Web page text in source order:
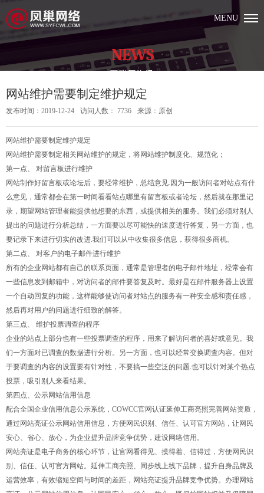
MENU
NEWS
网站维护需要制定维护规定
发布时间：2019-12-24 访问人数： 7736 来源：原创
网站维护需要制定维护规定
网站维护需要制定相关网站维护的规定，将网站维护制度化、规范化；
第一点、 对留言板进行维护
网站制作好留言板或论坛后，要经常维护，总结意见.因为一般访问者对站点有什
么意见，通常都会在第一时间看看站点哪里有留言板或者论坛，然后就在那里记
录，期望网站管理者能提供他想要的东西，或提供相关的服务。我们必须对别人
提出的问题进行分析总结，一方面要以尽可能快的速度进行答复，另一方面，也
要记录下来进行切实的改进.我们可以从中收集很多信息，获得很多商机。
第二点、 对客户的电子邮件进行维护
所有的企业网站都有自己的联系页面，通常是管理者的电子邮件地址，经常会有
一些信息发到邮箱中，对访问者的邮件要答复及时。最好是在邮件服务器上设置
一个自动回复的功能，这样能够使访问者对站点的服务有一种安全感和责任感，
然后再对用户的问题进行细致的解答。
第三点、 维护投票调查的程序
企业的站点上部分也有一些投票调查的程序，用来了解访问者的喜好或意见。我
们一方面对已调查的数据进行分析。另一方面，也可以经常变换调查内容。但对
于要调查的内容的设置要有针对性，不要搞一些空泛的问题.也可以针对某个热点
投票，吸引别人来看结果。
第四点、公示网站信用信息
配合全国企业信用信息公示系统，COWCC官网认证延伸工商亮照完善网站资质，
通过网站亮证公示网站信用信息，方便网民识别、信任、认可官方网站，让网民
安心、省心、放心，为企业提升品牌竞争优势，建设网络信用。
网站亮证是电子商务的核心环节，让官网看得见、摸得着、信得过，方便网民识
别、信任、认可官方网站。延伸工商亮照、同步线上线下品牌，提升自身品牌及
运营效率，有效缩短空间与时间的差距，网站亮证提升品牌竞争优势。办理网站